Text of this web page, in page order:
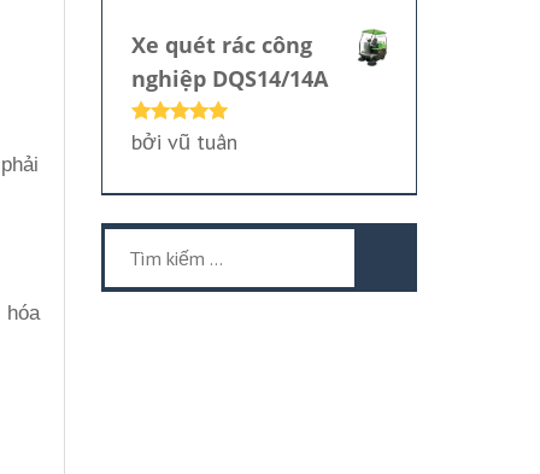
hóa
Xe quét rác công
nghiệp DQS14/14A
Được xếp
bởi vũ tuân